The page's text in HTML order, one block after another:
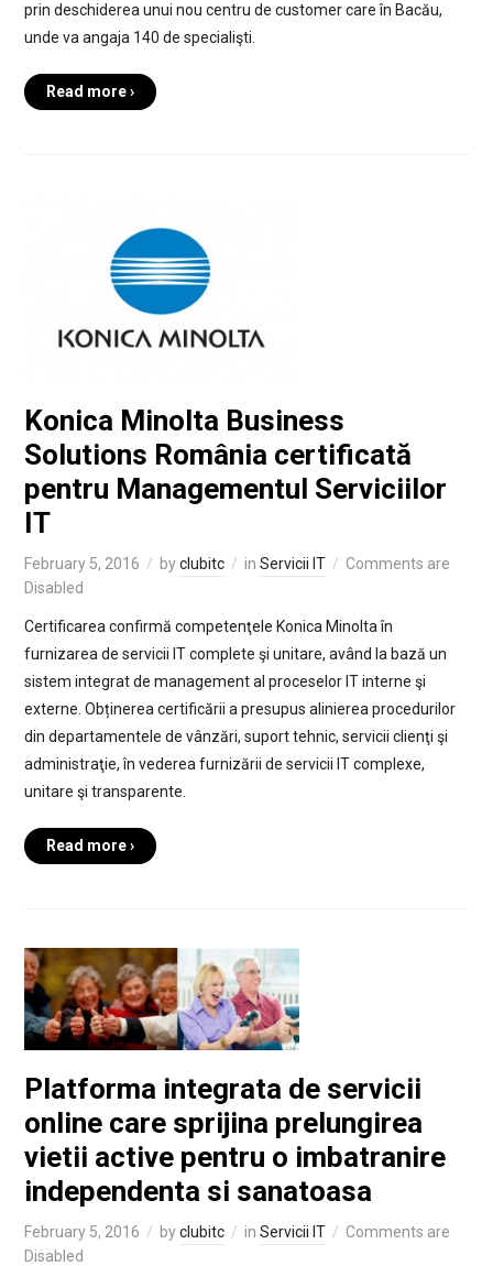
prin deschiderea unui nou centru de customer care în Bacău,
unde va angaja 140 de specialişti.
Read more ›
Konica Minolta Business
Solutions România certificată
pentru Managementul Serviciilor
IT
February 5, 2016 byclubitc in Servicii IT
Comments are
Disabled
Certificarea confirmă competenţele Konica Minolta în
furnizarea de servicii IT complete şi unitare, având la bază un
sistem integrat de management al proceselor IT interne şi
externe. Obținerea certificării a presupus alinierea procedurilor
din departamentele de vânzări, suport tehnic, servicii clienţi şi
administraţie, în vederea furnizării de servicii IT complexe,
unitare şi transparente.
Read more ›
Platforma integrata de servicii
online care sprijina prelungirea
vietii active pentru o imbatranire
independenta si sanatoasa
February 5, 2016 byclubitc in Servicii IT
Comments are
Disabled